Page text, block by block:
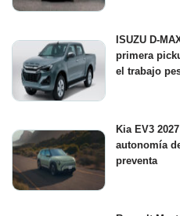
ISUZU D-
primera
el trabajo
Kia EV3
autonomía
preventa